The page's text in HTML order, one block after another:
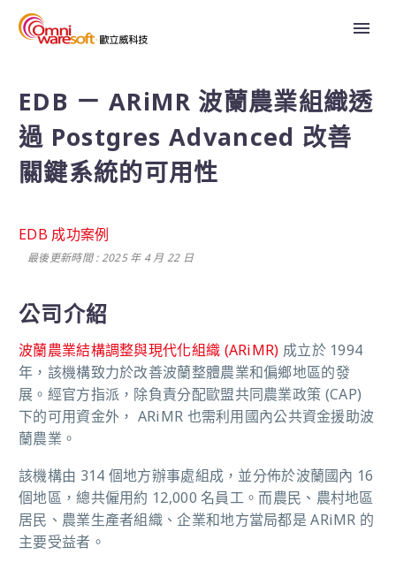
EDB ㄧ ARiMR 波蘭農業組織透
過 Postgres Advanced 改善
關鍵系統的可用性
EDB 成功案例
最後更新時間 : 2025 年 4 月 22 日
公司介紹
波蘭農業結構調整與現代化組織 (ARiMR) 成立於 1994
年，該機構致力於改善波蘭整體農業和偏鄉地區的發
展。 經官方指派，除負責分配歐盟共同農業政策 (CAP)
下的可用資金外， ARiMR 也需利用國內公共資金援助波
蘭農業。
該機構由 314 個地方辦事處組成，並分佈於波蘭國內 16
個地區，總共僱用約 12,000 名員工。而農民、農村地區
居民、農業生產者組織、企業和地方當局都是 ARiMR 的
主要受益者。